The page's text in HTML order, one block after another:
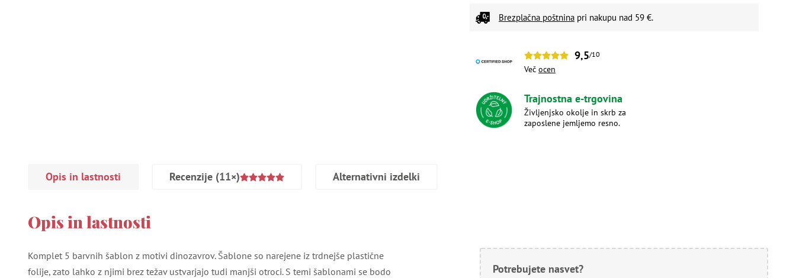
Brezplačna poštnina pri nakupu nad 59 €.
9,5/10
Več ocen
Trajnostna e-trgovina
Življenjsko okolje in skrb za
zaposlene jemljemo resno.
Opis in lastnosti Recenzije (11×) Alternativni izdelki
Opis in lastnosti
Komplet 5 barvnih šablon z motivi dinozavrov. Šablone so narejene iz trdnejše plastične
folije, zato lahko z njimi brez težav ustvarjajo tudi manjši otroci. S temi šablonami se bodo
Potrebujete nasvet?